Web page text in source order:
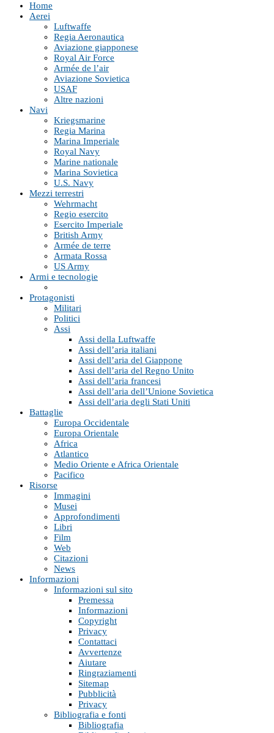
Home
Aerei
Luftwaffe
Regia Aeronautica
Aviazione giapponese
Royal Air Force
Armée de l’air
Aviazione Sovietica
USAF
Altre nazioni
Navi
Kriegsmarine
Regia Marina
Marina Imperiale
Royal Navy
Marine nationale
Marina Sovietica
U.S. Navy
Mezzi terrestri
Wehrmacht
Regio esercito
Esercito Imperiale
British Army
Armée de terre
Armata Rossa
US Army
Armi e tecnologie
Protagonisti
Militari
Politici
Assi
Assi della Luftwaffe
Assi dell’aria italiani
Assi dell’aria del Giappone
Assi dell’aria del Regno Unito
Assi dell’aria francesi
Assi dell’aria dell’Unione Sovietica
Assi dell’aria degli Stati Uniti
Battaglie
Europa Occidentale
Europa Orientale
Africa
Atlantico
Medio Oriente e Africa Orientale
Pacifico
Risorse
Immagini
Musei
Approfondimenti
Libri
Film
Web
Citazioni
News
Informazioni
Informazioni sul sito
Premessa
Informazioni
Copyright
Privacy
Contattaci
Avvertenze
Aiutare
Ringraziamenti
Sitemap
Pubblicità
Privacy
Bibliografia e fonti
Bibliografia